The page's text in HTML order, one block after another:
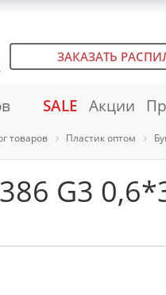
ЗАКАЗАТЬ
SALE Акции
товаров Пластик оптом
G3